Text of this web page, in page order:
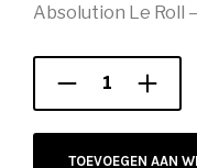
Absolution Le Roll
TOEVOEGEN AAN